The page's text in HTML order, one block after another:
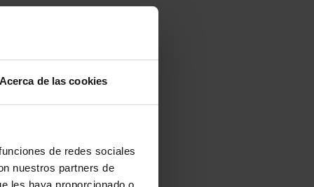
de las cookies
de redes sociales
nuestros partners de